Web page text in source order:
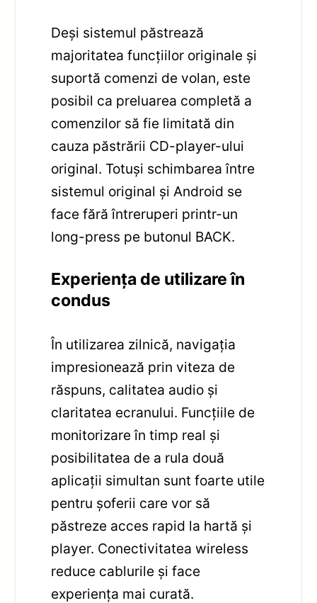
Deși sistemul păstrează
majoritatea funcțiilor originale și
suportă comenzi de volan, este
posibil ca preluarea completă a
comenzilor să fie limitată din
cauza păstrării CD-player-ului
original. Totuși schimbarea între
sistemul original și Android se
face fără întreruperi printr-un
long-press pe butonul BACK.
Experiența de utilizare în
condus
În utilizarea zilnică, navigația
impresionează prin viteza de
răspuns, calitatea audio și
claritatea ecranului. Funcțiile de
monitorizare în timp real și
posibilitatea de a rula două
aplicații simultan sunt foarte utile
pentru șoferii care vor să
păstreze acces rapid la hartă și
player. Conectivitatea wireless
reduce cablurile și face
experiența mai curată.